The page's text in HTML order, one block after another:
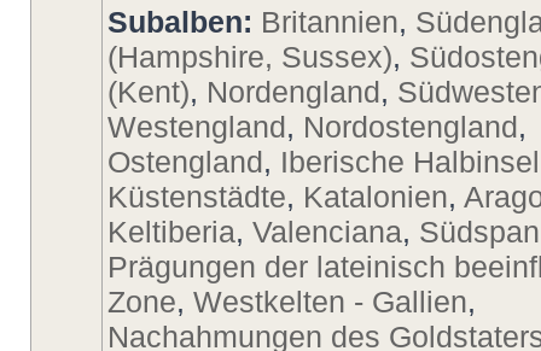
Subalben: Britannien,
(Hampshire, Sussex),
(Kent), Nordengland,
Westengland, Nordostengland,
Ostengland, Iberische Halbinsel
Küstenstädte, Katalonien,
Keltiberia, Valenciana,
Prägungen der lateinisch
Zone, Westkelten - Gallien,
Nachahmungen des